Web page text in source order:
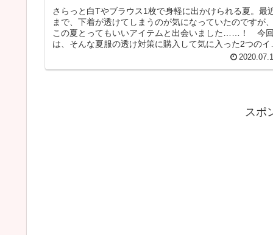
さらっと白Tやブラウス1枚で身軽に出かけられる夏。最
まで、下着が透けてしまうのが気になっていたのですが、
この夏とってもいいアイテムと出会いました……！ 今回
は、そんな夏服の透け対策に購入して気に入った2つのイ
スポ